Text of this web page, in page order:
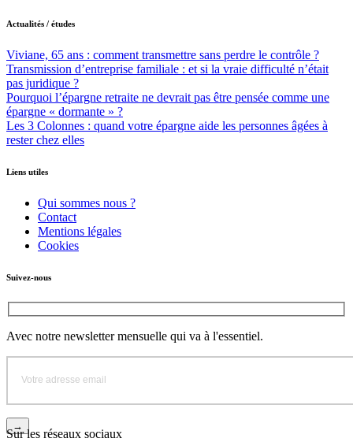
Actualités / études
Viviane, 65 ans : comment transmettre sans perdre le contrôle ?
Transmission d’entreprise familiale : et si la vraie difficulté n’était
pas juridique ?
Pourquoi l’épargne retraite ne devrait pas être pensée comme une
épargne « dormante » ?
Les 3 Colonnes : quand votre épargne aide les personnes âgées à
rester chez elles
Liens utiles
Qui sommes nous ?
Contact
Mentions légales
Cookies
Suivez-nous
Avec notre newsletter mensuelle qui va à l'essentiel.
Sur les réseaux sociaux